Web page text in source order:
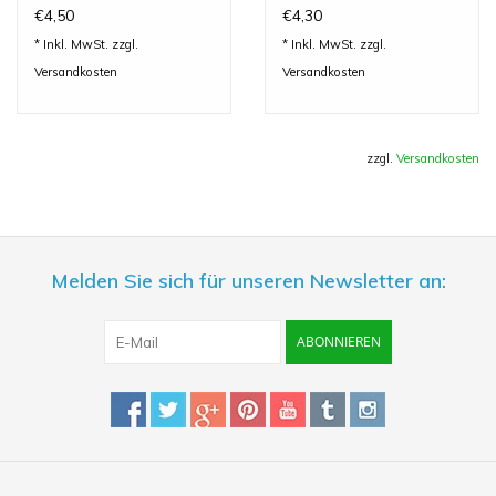
€4,50
* Inkl. MwSt. zzgl.
Versandkosten
€4,30
* Inkl. MwSt. zzgl.
Versandkosten
zzgl. Versandkosten
Melden Sie sich für unseren Newsletter an:
ABONNIEREN